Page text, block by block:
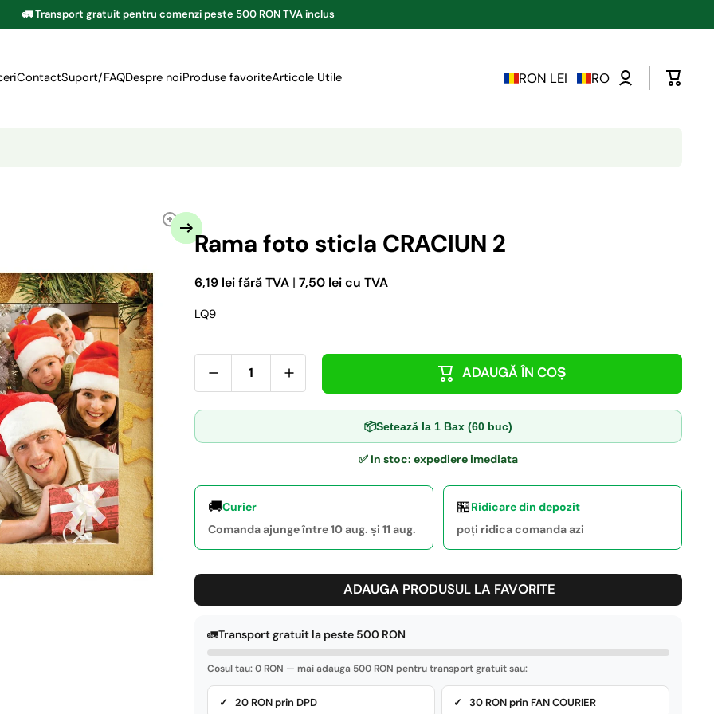
🚛 Transport gratuit pentru comenzi peste 500 RON TVA inclus
ContactSuport/FAQDespre noiProduse favoriteArticole Utile RON LEI RO
Rama foto sticla CRACIUN 2
6,19 lei fără TVA | 7,50 lei cu TVA
LQ9
ADAUGĂ ÎN COȘ
📦Setează la 1 Bax (60 buc)
✅ In stoc: expediere imediata
🚚Curier
Comanda ajunge între 10 aug. și 11 aug.
🏪Ridicare din depozit
poți ridica comanda azi
ADAUGA PRODUSUL LA FAVORITE
🚛Transport gratuit la peste 500 RON
Cosul tau: 0 RON — mai adauga 500 RON pentru transport gratuit sau:
✓ 20 RON prin DPD ✓ 30 RON prin FAN COURIER